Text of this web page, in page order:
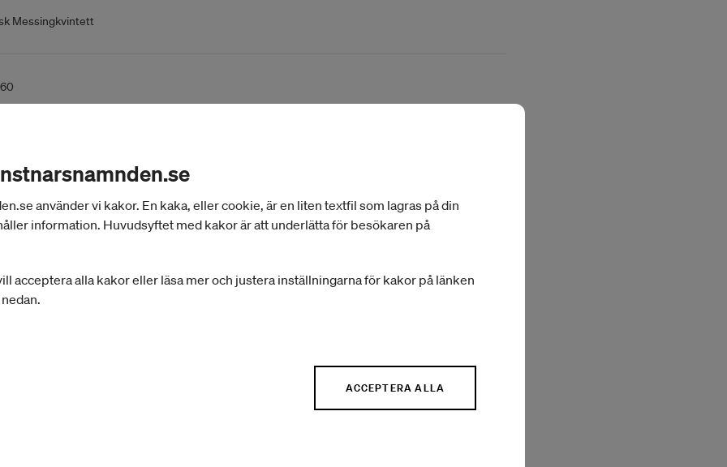
Messingkvintett
i utlandet
Clowning International Meeting
använder vi kakor. En kaka, eller cookie, är en liten textfil som lagras på din
information. Huvudsyftet med kakor är att underlätta för besökaren på
acceptera alla kakor eller läsa mer och justera inställningarna för kakor på länken
ACCEPTERA ALLA